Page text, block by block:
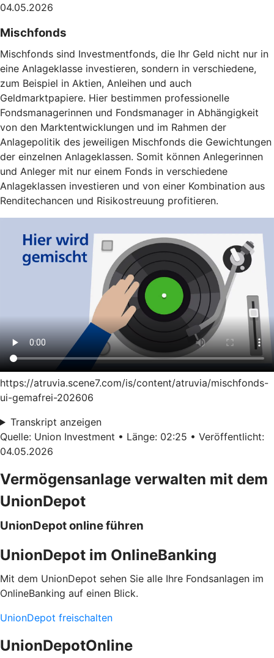
04.05.2026
Mischfonds
Mischfonds sind Investmentfonds, die Ihr Geld nicht nur in
eine Anlageklasse investieren, sondern in verschiedene,
zum Beispiel in Aktien, Anleihen und auch
Geldmarktpapiere. Hier bestimmen professionelle
Fondsmanagerinnen und Fondsmanager in Abhängigkeit
von den Marktentwicklungen und im Rahmen der
Anlagepolitik des jeweiligen Mischfonds die Gewichtungen
der einzelnen Anlageklassen. Somit können Anlegerinnen
und Anleger mit nur einem Fonds in verschiedene
Anlageklassen investieren und von einer Kombination aus
Renditechancen und Risikostreuung profitieren.
https://atruvia.scene7.com/is/content/atruvia/mischfonds-
ui-gemafrei-202606
Transkript anzeigen
Quelle: Union Investment • Länge: 02:25 • Veröffentlicht:
04.05.2026
Vermögensanlage verwalten mit dem
UnionDepot
UnionDepot online führen
UnionDepot im OnlineBanking
Mit dem UnionDepot sehen Sie alle Ihre Fondsanlagen im
OnlineBanking auf einen Blick.
UnionDepot freischalten
UnionDepotOnline